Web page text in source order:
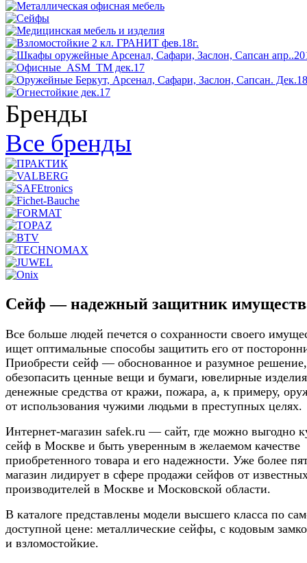
Бренды
Все бренды
Сейф — надежный защитник
Все больше людей печется о сохранности своего
ищет оптимальные способы защитить его от
Приобрести сейф — обоснованное и разумное
обезопасить ценные вещи и бумаги, ювелирные
денежные средства от кражи, пожара, а, к примеру,
от использования чужими людьми в преступных целях.
Интернет-магазин safek.ru — сайт, где можно выгодно
сейф в Москве и быть уверенным в желаемом качестве
приобретенного товара и его надежности. Уже более
магазин лидирует в сфере продажи сейфов от
производителей в Москве и Московской области.
В каталоге представлены модели высшего класса по
доступной цене: металлические сейфы, с кодовым
и взломостойкие.